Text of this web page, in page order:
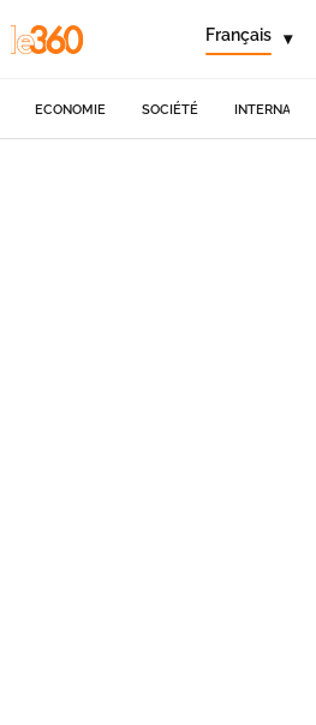
Français ▾
ECONOMIE SOCIÉTÉ